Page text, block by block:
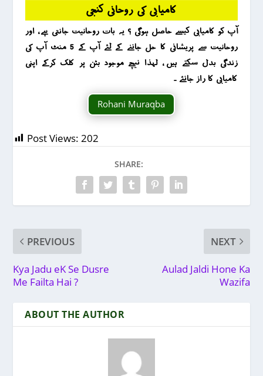
کامیابی کی روحانی کنجی
آپ کو کامیابی کیسے حاصل ہوگی ؟ یہ بات روحانیت جانتی ہے ، اور
روحانیت سے پریشانی کا حل جاننے کے لئے آپ کے 5 منٹ آپ کی
زندگی بدل سکتے ہیں ، لہذا نیچے موجود بٹن پر کلک کرکے اپنی
کامیابی کا راز جانئے ۔
Rohani Muraqba
Post Views: 202
SHARE:
PREVIOUS
Kya Jadu eK Se Dusre
Me Failta Hai ?
NEXT
Aulad Jaldi Hone Ka
Wazifa
ABOUT THE AUTHOR